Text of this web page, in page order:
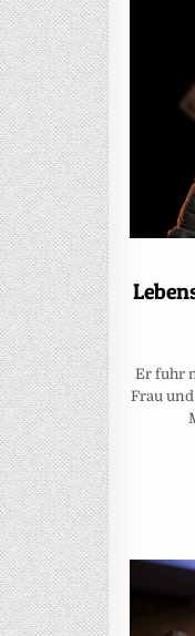
Er fuhr
Frau